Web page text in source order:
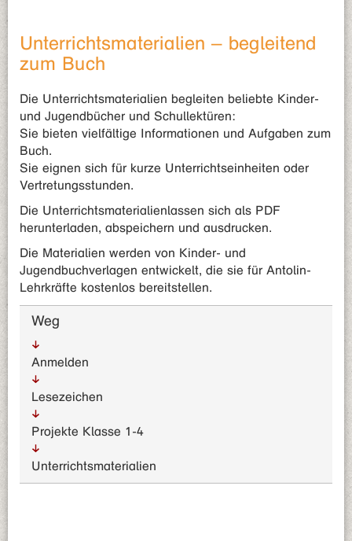
Unterrichtsmaterialien – begleitend
zum Buch
Die Unterrichtsmaterialien begleiten beliebte Kinder-
und Jugendbücher und Schullektüren:
Sie bieten vielfältige Informationen und Aufgaben zum
Buch.
Sie eignen sich für kurze Unterrichtseinheiten oder
Vertretungsstunden.
Die Unterrichtsmaterialienlassen sich als PDF
herunterladen, abspeichern und ausdrucken.
Die Materialien werden von Kinder- und
Jugendbuchverlagen entwickelt, die sie für Antolin-
Lehrkräfte kostenlos bereitstellen.
Weg
Anmelden
Lesezeichen
Projekte Klasse 1-4
Unterrichts­materialien